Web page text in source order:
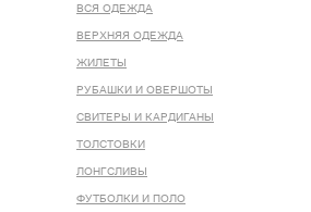
ВСЯ ОДЕЖДА
ВЕРХНЯЯ ОДЕЖДА
ЖИЛЕТЫ
РУБАШКИ И ОВЕРШОТЫ
СВИТЕРЫ И КАРДИГАНЫ
ТОЛСТОВКИ
ЛОНГСЛИВЫ
ФУТБОЛКИ И ПОЛО